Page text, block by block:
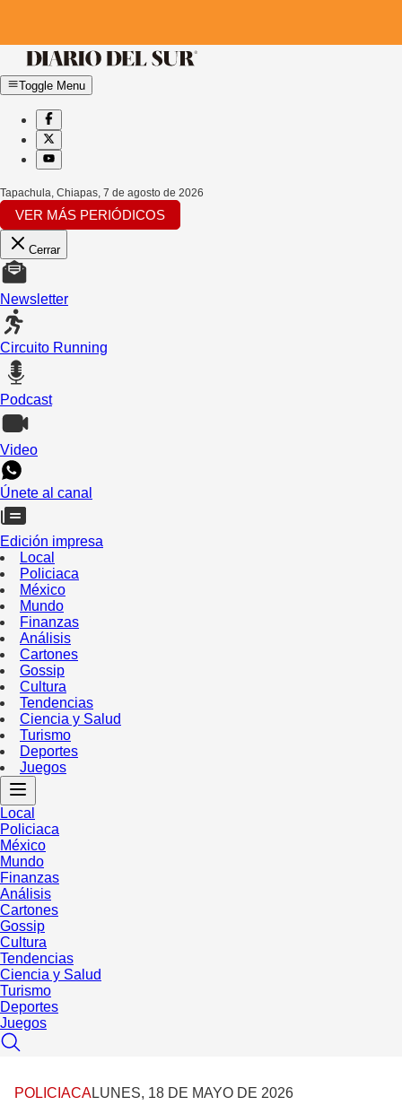
Toggle Menu
Tapachula, Chiapas, 7 de agosto de 2026
VER MÁS PERIÓDICOS
Cerrar
Newsletter
Circuito Running
Podcast
Video
Únete al canal
Edición impresa
Local
Policiaca
México
Mundo
Finanzas
Análisis
Cartones
Gossip
Cultura
Tendencias
Ciencia y Salud
Turismo
Deportes
Juegos
Local
Policiaca
México
Mundo
Finanzas
Análisis
Cartones
Gossip
Cultura
Tendencias
Ciencia y Salud
Turismo
Deportes
Juegos
POLICIACALUNES, 18 DE MAYO DE 2026